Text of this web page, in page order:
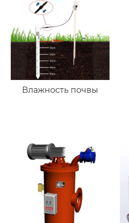
Влажность почвы